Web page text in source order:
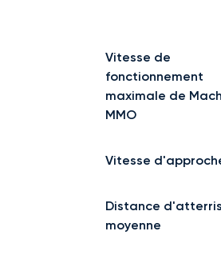
Vitesse de
fonctionnement
maximale de
MMO
Vitesse
Distance
moyenne